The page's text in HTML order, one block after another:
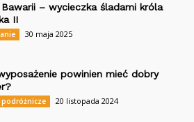
Bawarii – wycieczka śladami króla
II
30 maja 2025
powinien mieć dobry
podróżnicze 20 listopada 2024